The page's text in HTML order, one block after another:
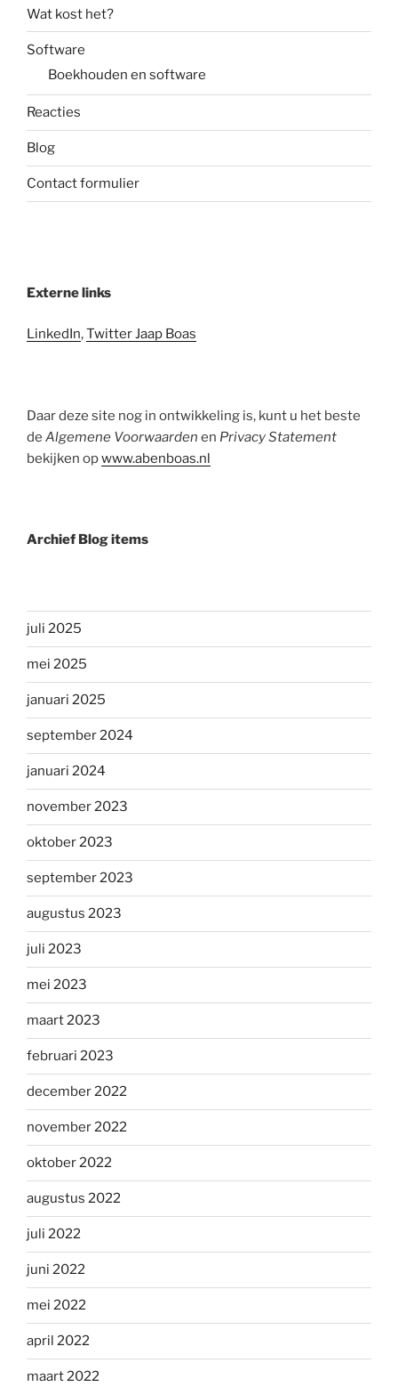
Wat kost het?
Software
Boekhouden en software
Reacties
Blog
Contact formulier
Externe links
LinkedIn,Twitter Jaap Boas
Daar deze site nog in ontwikkeling is, kunt u het beste
de Algemene Voorwaarden en Privacy Statement
bekijken opwww.abenboas.nl
Archief Blog items
juli 2025
mei 2025
januari 2025
september 2024
januari 2024
november 2023
oktober 2023
september 2023
augustus 2023
juli 2023
mei 2023
maart 2023
februari 2023
december 2022
november 2022
oktober 2022
augustus 2022
juli 2022
juni 2022
mei 2022
april 2022
maart 2022